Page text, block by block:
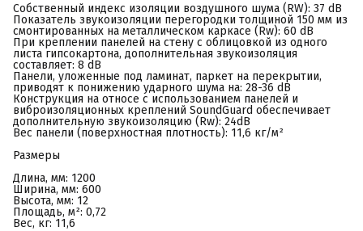
Собственный индекс изоляции воздушного шума (RW): 37 dB
Показатель звукоизоляции перегородки толщиной 150 мм из
смонтированных на металлическом каркасе (Rw): 60 dB
При креплении панелей на стену с облицовкой из одного
листа гипсокартона, дополнительная звукоизоляция
составляет: 8 dB
Панели, уложенные под ламинат, паркет на перекрытии,
приводят к понижению ударного шума на: 28-36 dB
Конструкция на относе с использованием панелей и
виброизоляционных креплений SoundGuard обеспечивает
дополнительную звукоизоляцию (Rw): 24dB
Вес панели (поверхностная плотность): 11,6 кг/м²
Размеры
Длина, мм: 1200
Ширина, мм: 600
Высота, мм: 12
Площадь, м²: 0,72
Вес, кг: 11,6